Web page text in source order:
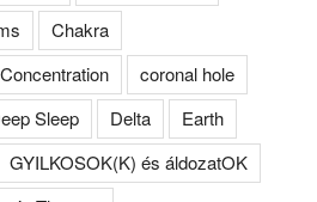
Chakra
Concentration
coronal hole
Sleep Delta
Earth
GYILKOSOK(K) és áldozatOK